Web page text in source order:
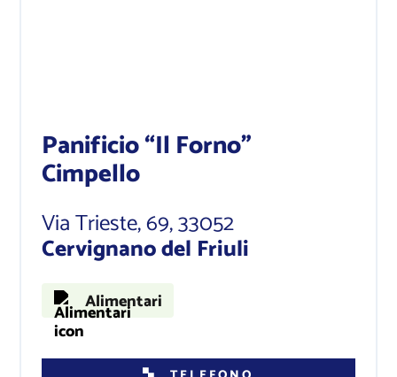
Panificio “Il Forno”
Cimpello
Via Trieste, 69, 33052
Cervignano del Friuli
Alimentari